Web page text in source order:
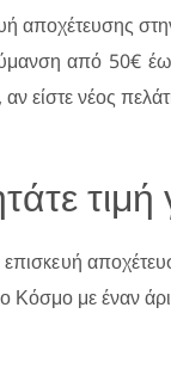
αποχέτευσης
από 50€
, αν είστε νέος
επισκευή
Κόσμο με έναν